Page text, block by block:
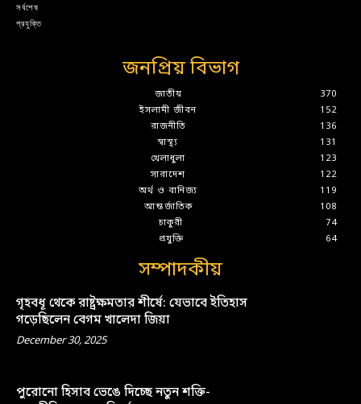
সর্বশেষ
প্রযুক্তি
জনপ্রিয় বিভাগ
জাতীয়
370
ইসলামী জীবন
152
রাজনীতি
136
স্বাস্থ্য
131
খেলাধুলা
123
সারাদেশ
122
অর্থ ও বানিজ্য
119
আন্তর্জাতিক
108
চাকুরী
74
প্রযুক্তি
64
সম্পাদকীয়
গৃহবধূ থেকে রাষ্ট্রক্ষমতার শীর্ষে: যেভাবে ইতিহাস
গড়েছিলেন বেগম খালেদা জিয়া
December 30, 2025
পুরোনো হিসাব ভেঙে দিচ্ছে নতুন শক্তি-